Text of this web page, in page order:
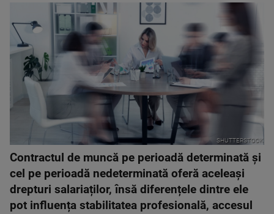
SHUTTERSTOCK
Contractul de muncă pe perioadă determinată și
cel pe perioadă nedeterminată oferă aceleași
drepturi salariaților, însă diferențele dintre ele
pot influența stabilitatea profesională, accesul